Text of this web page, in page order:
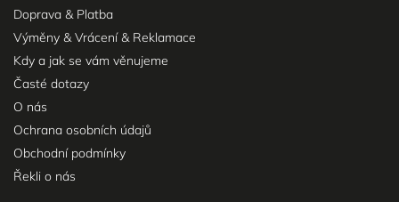
Doprava & Platba
Výměny & Vrácení & Reklamace
Kdy a jak se vám věnujeme
Časté dotazy
O nás
Ochrana osobních údajů
Obchodní podmínky
Řekli o nás